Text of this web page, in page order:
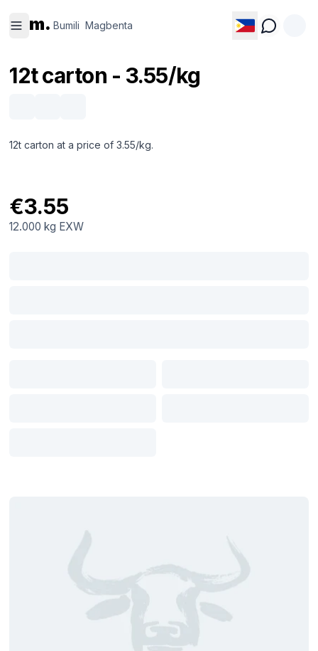
m. Bumili Magbenta
12t carton - 3.55/kg
12t carton at a price of 3.55/kg.
€3.55
12.000 kg EXW